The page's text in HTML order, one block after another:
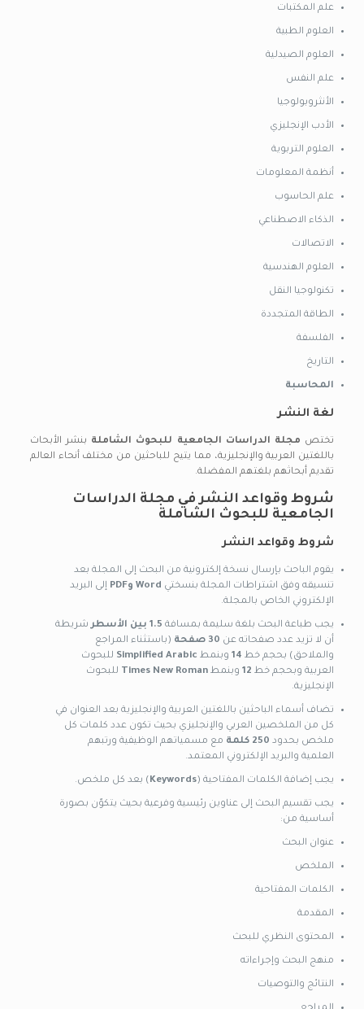
علم المكتبات
العلوم الطبية
العلوم الصيدلية
علم النفس
الأنثروبولوجيا
الأدب الإنجليزي
العلوم التربوية
أنظمة المعلومات
علم الحاسوب
الذكاء الاصطناعي
الاتصالات
العلوم الهندسية
تكنولوجيا النقل
الطاقة المتجددة
الفلسفة
التاريخ
المحاسبة
لغة النشر
تختص مجلة الدراسات الجامعية للبحوث الشاملة بنشر الأبحاث
باللغتين العربية والإنجليزية، مما يتيح للباحثين من مختلف أنحاء العالم
تقديم أبحاثهم بلغتهم المفضلة.
شروط وقواعد النشر في مجلة الدراسات
الجامعية للبحوث الشاملة
شروط وقواعد النشر
يقوم الباحث بإرسال نسخة إلكترونية من البحث إلى المجلة بعد
تنسيقه وفق اشتراطات المجلة بنسختي Word وPDF
إلى البريد
الإلكتروني الخاص بالمجلة.
يجب طباعة البحث بلغة سليمة بمسافة 1.5 بين الأسطر
شريطة
أن لا تزيد عدد صفحاته عن 30 صفحة
(باستثناء المراجع
والملاحق) بحجم خط 14وبنمط Simplified Arabic للبحوث
العربية وبحجم خط 12وبنمط Times New Roman للبحوث
الإنجليزية.
تضاف أسماء الباحثين باللغتين العربية والإنجليزية بعد العنوان في
كل من الملخصين العربي والإنجليزي بحيث تكون عدد كلمات كل
ملخص بحدود 250 كلمة
مع مسمياتهم الوظيفية ورتبهم
العلمية والبريد الإلكتروني المعتمد.
يجب إضافة الكلمات المفتاحية (Keywords) بعد كل ملخص.
يجب تقسيم البحث إلى عناوين رئيسية وفرعية بحيث يتكوّن بصورة
أساسية من:
عنوان البحث
الملخص
الكلمات المفتاحية
المقدمة
المحتوى النظري للبحث
منهج البحث وإجراءاته
النتائج والتوصيات